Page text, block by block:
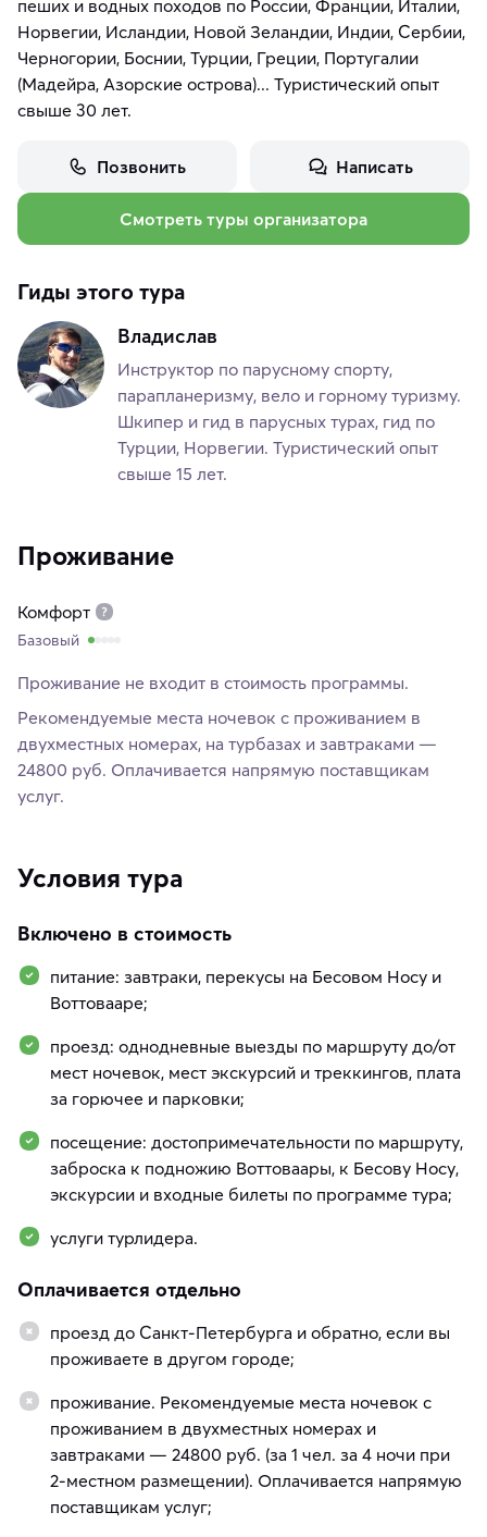
пеших и водных походов по России, Франции, Италии,
Норвегии, Исландии, Новой Зеландии, Индии, Сербии,
Черногории, Боснии, Турции, Греции, Португалии
(Мадейра, Азорские острова)... Туристический опыт
свыше 30 лет.
Позвонить Написать
Смотреть туры организатора
Гиды этого тура
Владислав
Инструктор по парусному спорту,
парапланеризму, вело и горному туризму.
Шкипер и гид в парусных турах, гид по
Турции, Норвегии. Туристический опыт
свыше 15 лет.
Проживание
Комфорт
Базовый
Проживание не входит в стоимость программы.
Рекомендуемые места ночевок с проживанием в
двухместных номерах, на турбазах и завтраками —
24800 руб. Оплачивается напрямую поставщикам
услуг.
Условия тура
Включено в стоимость
питание: завтраки, перекусы на Бесовом Носу и
Воттовааре;
проезд: однодневные выезды по маршруту до/от
мест ночевок, мест экскурсий и треккингов, плата
за горючее и парковки;
посещение: достопримечательности по маршруту,
заброска к подножию Воттоваары, к Бесову Носу,
экскурсии и входные билеты по программе тура;
услуги турлидера.
Оплачивается отдельно
проезд до Санкт-Петербурга и обратно, если вы
проживаете в другом городе;
проживание. Рекомендуемые места ночевок с
проживанием в двухместных номерах и
завтраками — 24800 руб. (за 1 чел. за 4 ночи при
2-местном размещении). Оплачивается напрямую
поставщикам услуг;